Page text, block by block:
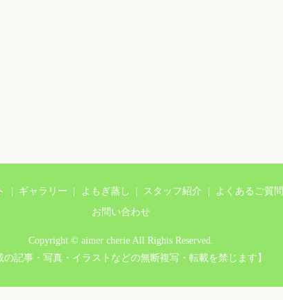
ギャラリー よもぎ蒸し スタッフ紹介 よくあるご質問
お問い合わせ
Copyright © aimer cherie All Rights Reserved.
の記事・写真・イラストなどの無断複写・転載を禁じます】